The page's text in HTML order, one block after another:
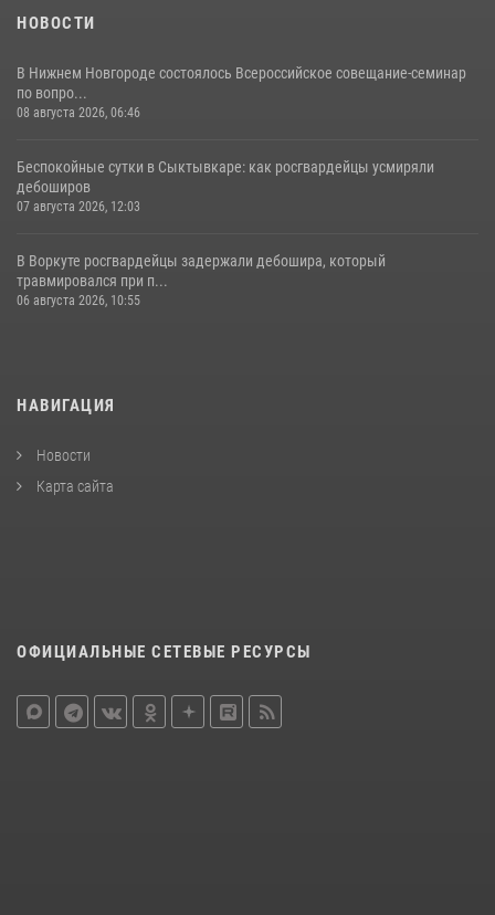
НОВОСТИ
В Нижнем Новгороде состоялось Всероссийское совещание-семинар
по вопро...
08 августа 2026, 06:46
Беспокойные сутки в Сыктывкаре: как росгвардейцы усмиряли
дебоширов
07 августа 2026, 12:03
В Воркуте росгвардейцы задержали дебошира, который
травмировался при п...
06 августа 2026, 10:55
НАВИГАЦИЯ
Новости
Карта сайта
ОФИЦИАЛЬНЫЕ СЕТЕВЫЕ РЕСУРСЫ